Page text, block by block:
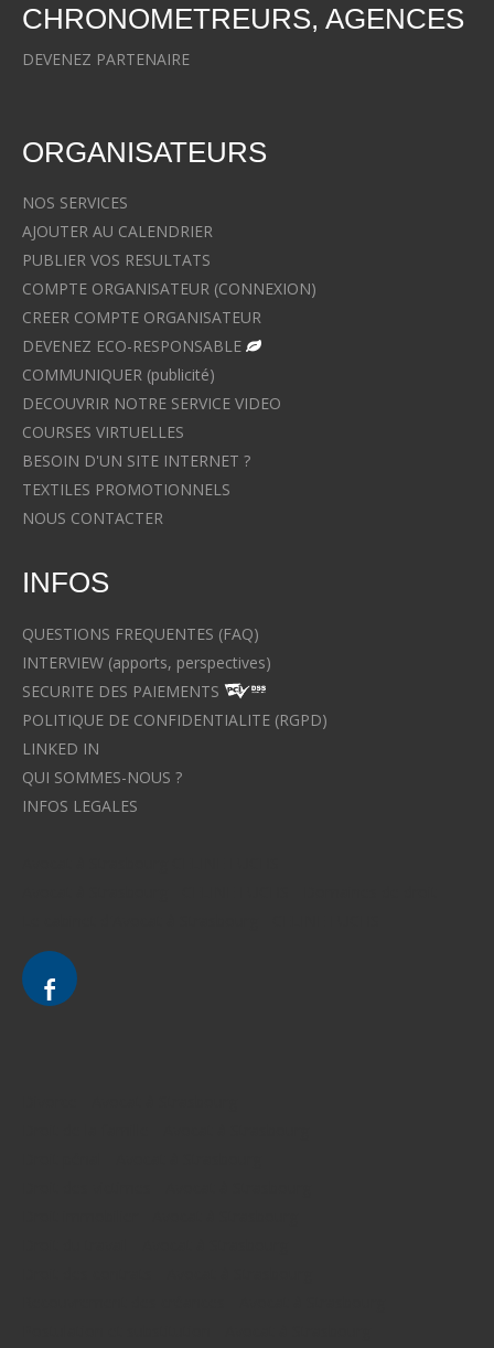
CHRONOMETREURS, AGENCES
DEVENEZ PARTENAIRE
ORGANISATEURS
NOS SERVICES
AJOUTER AU CALENDRIER
PUBLIER VOS RESULTATS
COMPTE ORGANISATEUR (CONNEXION)
CREER COMPTE ORGANISATEUR
DEVENEZ ECO-RESPONSABLE
COMMUNIQUER (publicité)
DECOUVRIR NOTRE SERVICE VIDEO
COURSES VIRTUELLES
BESOIN D'UN SITE INTERNET ?
TEXTILES PROMOTIONNELS
NOUS CONTACTER
INFOS
QUESTIONS FREQUENTES (FAQ)
INTERVIEW (apports, perspectives)
SECURITE DES PAIEMENTS
POLITIQUE DE CONFIDENTIALITE (RGPD)
LINKED IN
QUI SOMMES-NOUS ?
INFOS LEGALES